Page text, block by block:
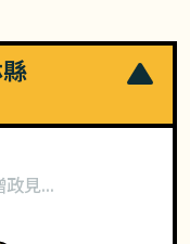
見...